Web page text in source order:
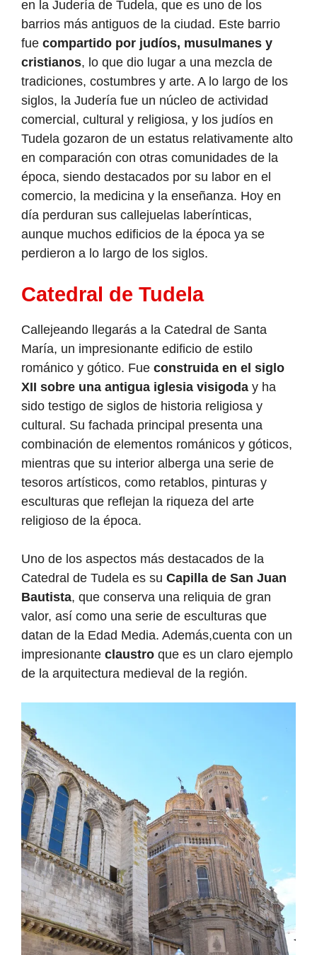
en la Judería de Tudela, que es uno de los
barrios más antiguos de la ciudad. Este barrio
fue compartido por judíos, musulmanes y
cristianos, lo que dio lugar a una mezcla de
tradiciones, costumbres y arte. A lo largo de los
siglos, la Judería fue un núcleo de actividad
comercial, cultural y religiosa, y los judíos en
Tudela gozaron de un estatus relativamente alto
en comparación con otras comunidades de la
época, siendo destacados por su labor en el
comercio, la medicina y la enseñanza. Hoy en
día perduran sus callejuelas laberínticas,
aunque muchos edificios de la época ya se
perdieron a lo largo de los siglos.
Catedral de Tudela
Callejeando llegarás a la Catedral de Santa
María, un impresionante edificio de estilo
románico y gótico. Fue construida en el siglo
XII sobre una antigua iglesia visigoda y ha
sido testigo de siglos de historia religiosa y
cultural. Su fachada principal presenta una
combinación de elementos románicos y góticos,
mientras que su interior alberga una serie de
tesoros artísticos, como retablos, pinturas y
esculturas que reflejan la riqueza del arte
religioso de la época.
Uno de los aspectos más destacados de la
Catedral de Tudela es su Capilla de San Juan
Bautista, que conserva una reliquia de gran
valor, así como una serie de esculturas que
datan de la Edad Media. Además,cuenta con un
impresionante claustro que es un claro ejemplo
de la arquitectura medieval de la región.